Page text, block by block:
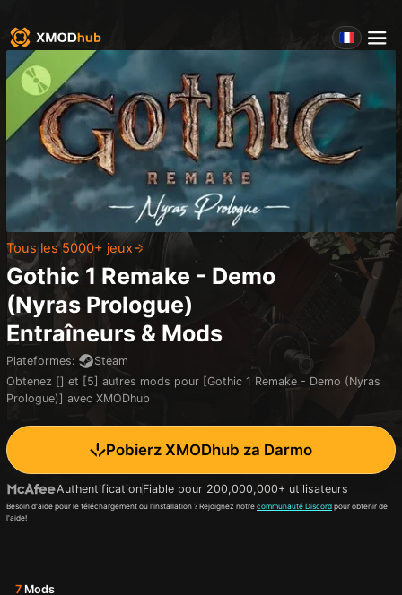
Tous les 5000+ jeux
Gothic 1 Remake - Demo
(Nyras Prologue)
Entraîneurs & Mods
Plateformes:
Steam
Obtenez [] et [5] autres mods pour [Gothic 1 Remake - Demo (Nyras
Prologue)] avec XMODhub
Pobierz XMODhub za Darmo
AuthentificationFiable pour 200,000,000+ utilisateurs
Besoin d'aide pour le téléchargement ou l'installation ? Rejoignez notre communauté Discord pour obtenir de
l'aide!
7 Mods